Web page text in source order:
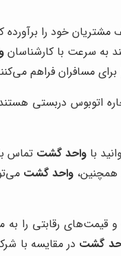
مشتریان خود را برآورده
به سرعت با کارشناسان
مسافران فراهم
اتوبوس دربستی
باواحد گشت تماس
همچنین، واحد گشت
رقابتی را به
گشت در مقایسه با